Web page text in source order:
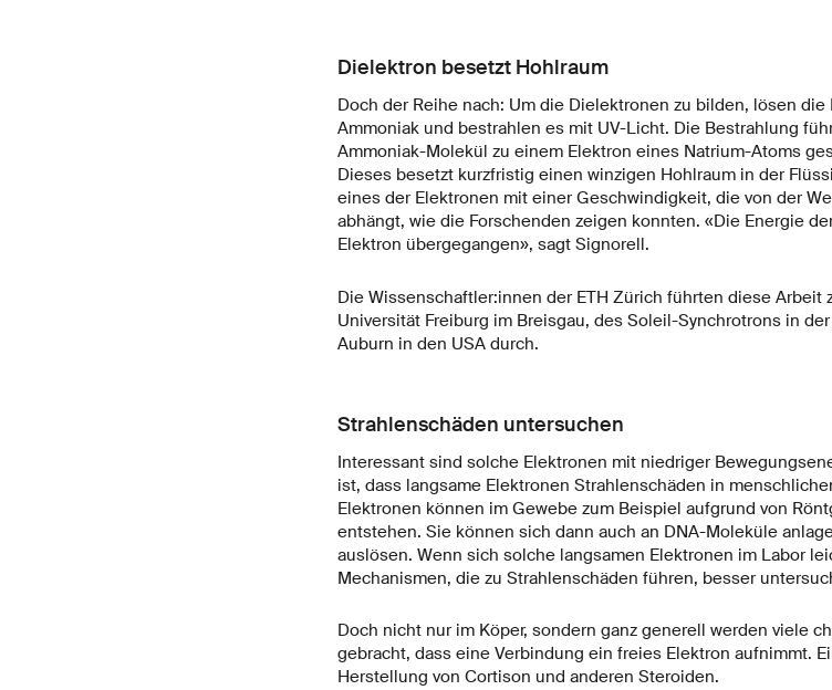
Dielektron besetzt Hohlraum
Doch der Reihe nach: Um die Dielektronen zu bilden, lösen
Ammoniak und bestrahlen es mit UV-Licht. Die Bestrahlung
Ammoniak-Molekül zu einem Elektron eines Natrium-Atoms
Dieses besetzt kurzfristig einen winzigen Hohlraum in der
eines der Elektronen mit einer Geschwindigkeit, die von der
abhängt, wie die Forschenden zeigen konnten. «Die Energie
Elektron übergegangen», sagt Signorell.
Die Wissenschaftler:innen der ETH Zürich führten diese Arbeit
Universität Freiburg im Breisgau, des Soleil-Synchrotrons in
Auburn in den USA durch.
Strahlenschäden untersuchen
Interessant sind solche Elektronen mit niedriger
ist, dass langsame Elektronen Strahlenschäden in
Elektronen können im Gewebe zum Beispiel aufgrund von
entstehen. Sie können sich dann auch an DNA-Moleküle
auslösen. Wenn sich solche langsamen Elektronen im Labor
Mechanismen, die zu Strahlenschäden führen, besser
Doch nicht nur im Köper, sondern ganz generell werden viele
gebracht, dass eine Verbindung ein freies Elektron aufnimmt.
Herstellung von Cortison und anderen Steroiden.